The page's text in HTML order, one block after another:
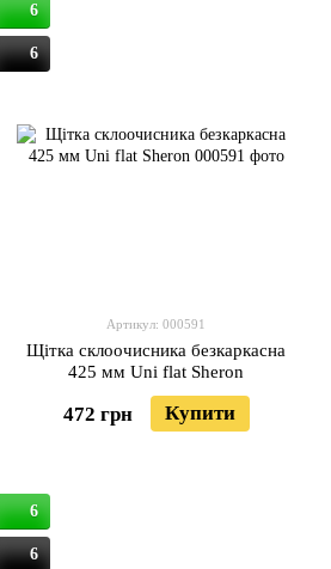
6
6
Артикул: 000591
Щітка склоочисника безкаркасна
425 мм Uni flat Sheron
472 грн Купити
6
6